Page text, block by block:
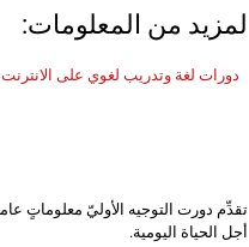
لمزيد من المعلومات:
دورات لغة وتدريب لغوي على الانترنت
تقدِّم دورت التوجيه الأوليّ معلوماتٍ
أجل الحياة اليومية.